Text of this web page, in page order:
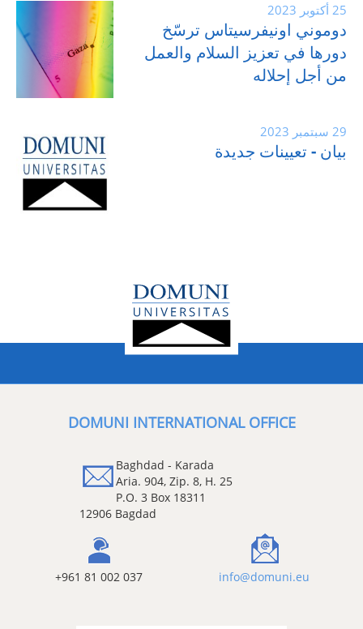
25 أكتوبر 2023
دوموني اونيفرسيتاس ترسّخ
دورها في تعزيز السلام والعمل
من أجل إحلاله
29 سبتمبر 2023
بيان - تعيينات جديدة
DOMUNI INTERNATIONAL OFFICE
Baghdad - Karada
Aria. 904, Zip. 8, H. 25
P.O. 3 Box 18311
12906 Bagdad
+961 81 002 037 info@domuni.eu